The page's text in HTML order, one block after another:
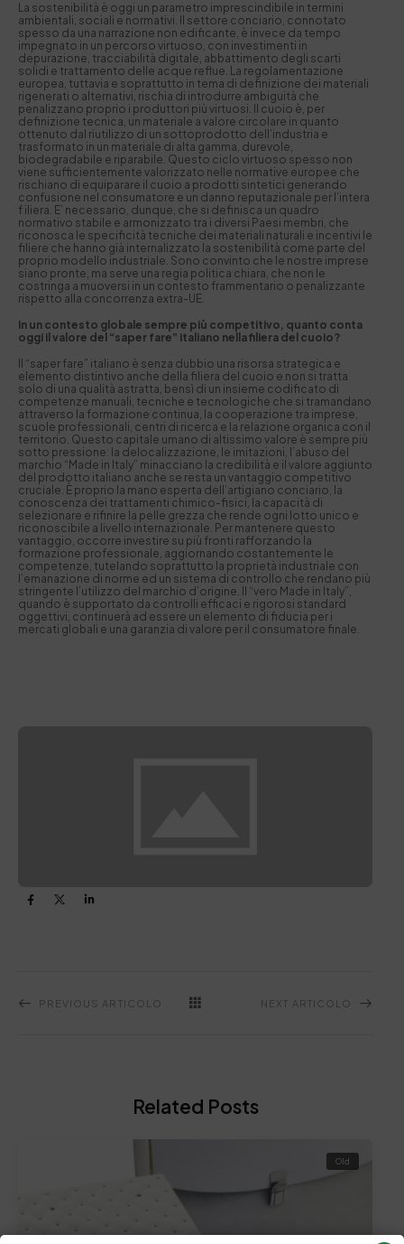
La sostenibilità è oggi un parametro imprescindibile in termini
ambientali, sociali e normativi. Il settore conciario, connotato
spesso da una narrazione non edificante, è invece da tempo
impegnato in un percorso virtuoso, con investimenti in
depurazione, tracciabilità digitale, abbattimento degli scarti
solidi e trattamento delle acque reflue. La regolamentazione
europea, tuttavia e soprattutto in tema di definizione dei materiali
rigenerati o alternativi, rischia di introdurre ambiguità che
penalizzano proprio i produttori più virtuosi. Il cuoio è, per
definizione tecnica, un materiale a valore circolare in quanto
ottenuto dal riutilizzo di un sottoprodotto dell’industria e
trasformato in un materiale di alta gamma, durevole,
biodegradabile e riparabile. Questo ciclo virtuoso spesso non
viene sufficientemente valorizzato nelle normative europee che
rischiano di equiparare il cuoio a prodotti sintetici generando
confusione nel consumatore e un danno reputazionale per l’intera
f iliera. E’ necessario, dunque, che si definisca un quadro
normativo stabile e armonizzato tra i diversi Paesi membri, che
riconosca le specificità tecniche dei materiali naturali e incentivi le
filiere che hanno già internalizzato la sostenibilità come parte del
proprio modello industriale. Sono convinto che le nostre imprese
siano pronte, ma serve una regia politica chiara, che non le
costringa a muoversi in un contesto frammentario o penalizzante
rispetto alla concorrenza extra-UE.
In un contesto globale sempre più competitivo, quanto conta
oggi il valore del “saper fare” italiano nella filiera del cuoio?
Il “saper fare” italiano è senza dubbio una risorsa strategica e
elemento distintivo anche della filiera del cuoio e non si tratta
solo di una qualità astratta, bensì di un insieme codificato di
competenze manuali, tecniche e tecnologiche che si tramandano
attraverso la formazione continua, la cooperazione tra imprese,
scuole professionali, centri di ricerca e la relazione organica con il
territorio. Questo capitale umano di altissimo valore è sempre più
sotto pressione: la delocalizzazione, le imitazioni, l’abuso del
marchio “Made in Italy” minacciano la credibilità e il valore aggiunto
del prodotto italiano anche se resta un vantaggio competitivo
cruciale. È proprio la mano esperta dell’artigiano conciario, la
conoscenza dei trattamenti chimico-fisici, la capacità di
selezionare e rifinire la pelle grezza che rende ogni lotto unico e
riconoscibile a livello internazionale. Per mantenere questo
vantaggio, occorre investire su più fronti rafforzando la
formazione professionale, aggiornando costantemente le
competenze, tutelando soprattutto la proprietà industriale con
l’emanazione di norme ed un sistema di controllo che rendano più
stringente l’utilizzo del marchio d’origine. Il “vero Made in Italy”,
quando è supportato da controlli efficaci e rigorosi standard
oggettivi, continuerà ad essere un elemento di fiducia per i
mercati globali e una garanzia di valore per il consumatore finale.
PREVIOUS ARTICOLO NEXT ARTICOLO
Related Posts
Old